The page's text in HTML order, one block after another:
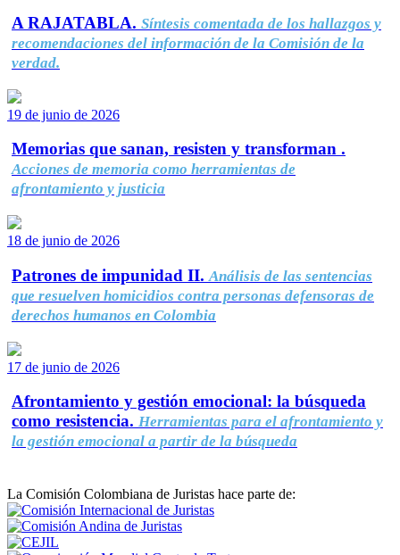
A RAJATABLA. Síntesis comentada de los hallazgos y
recomendaciones del información de la Comisión de la
verdad.
19 de junio de 2026
Memorias que sanan, resisten y transforman .
Acciones de memoria como herramientas de
afrontamiento y justicia
18 de junio de 2026
Patrones de impunidad II. Análisis de las sentencias
que resuelven homicidios contra personas defensoras de
derechos humanos en Colombia
17 de junio de 2026
Afrontamiento y gestión emocional: la búsqueda
como resistencia. Herramientas para el afrontamiento y
la gestión emocional a partir de la búsqueda
La Comisión Colombiana de Juristas hace parte de: